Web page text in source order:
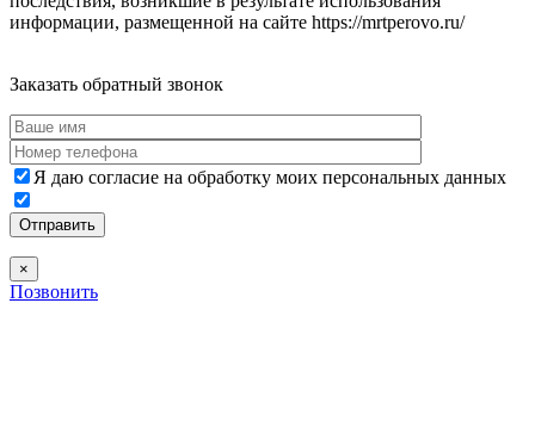
информации, размещенной на сайте https://mrtperovo.ru/
Заказать обратный звонок
Я даю согласие на обработку моих персональных данных
×
Позвонить